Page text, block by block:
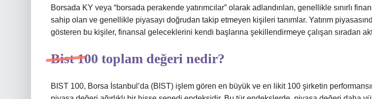
Borsada KY veya “borsada perakende yatırımcılar” olarak adlandırılan, genellikle sınırlı
sahip olan ve genellikle piyasayı doğrudan takip etmeyen kişileri tanımlar. Yatırım
gösteren bu kişiler, finansal geleceklerini kendi başlarına şekillendirmeye çalışan sıradan
Bist 100 toplam değeri nedir?
BIST 100, Borsa İstanbul’da (BIST) işlem gören en büyük ve en likit 100 şirketin